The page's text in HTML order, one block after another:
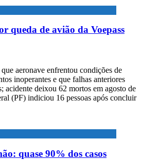
queda de avião da Voepass
aeronave enfrentou condições de
inoperantes e que falhas anteriores
acidente deixou 62 mortos em agosto de
(PF) indiciou 16 pessoas após concluir
quase 90% dos casos